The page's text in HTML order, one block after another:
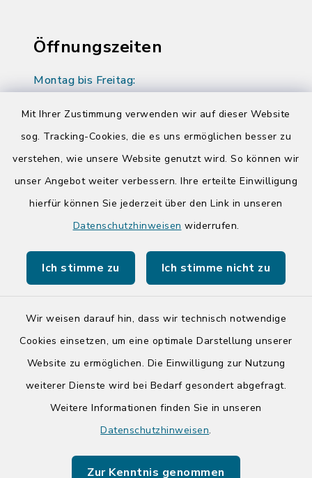
Mit Ihrer Zustimmung verwenden wir auf dieser Website
sog. Tracking-Cookies, die es uns ermöglichen besser zu
verstehen, wie unsere Website genutzt wird. So können wir
unser Angebot weiter verbessern. Ihre erteilte Einwilligung
hierfür können Sie jederzeit über den Link in unseren
Datenschutzhinweisen widerrufen.
Ich stimme zu Ich stimme nicht zu
Wir weisen darauf hin, dass wir technisch notwendige
Cookies einsetzen, um eine optimale Darstellung unserer
Website zu ermöglichen. Die Einwilligung zur Nutzung
weiterer Dienste wird bei Bedarf gesondert abgefragt.
Weitere Informationen finden Sie in unseren
Datenschutzhinweisen.
Zur Kenntnis genommen
Öffnungszeiten
Montag bis Freitag:
Donnerstag zusätzlich:
14:00-17:00 Uhr
Quicklinks
Tourist-Info der Stadt Bad Segeberg
Barrierefreiheit